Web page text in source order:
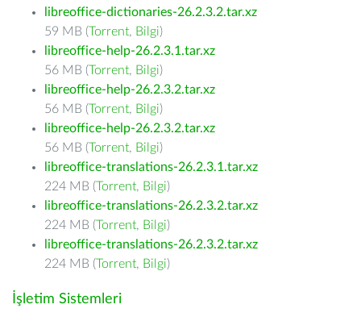
libreoffice-dictionaries-26.2.3.2.tar.xz
59 MB (Torrent, Bilgi)
libreoffice-help-26.2.3.1.tar.xz
56 MB (Torrent, Bilgi)
libreoffice-help-26.2.3.2.tar.xz
56 MB (Torrent, Bilgi)
libreoffice-help-26.2.3.2.tar.xz
56 MB (Torrent, Bilgi)
libreoffice-translations-26.2.3.1.tar.xz
224 MB (Torrent, Bilgi)
libreoffice-translations-26.2.3.2.tar.xz
224 MB (Torrent, Bilgi)
libreoffice-translations-26.2.3.2.tar.xz
224 MB (Torrent, Bilgi)
İşletim Sistemleri